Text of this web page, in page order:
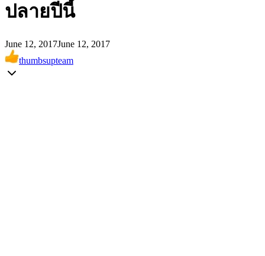
ปลายปีนี้
June 12, 2017June 12, 2017
thumbsupteam